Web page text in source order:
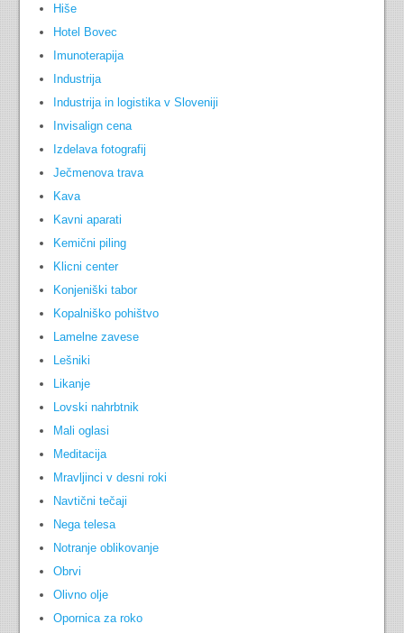
Hiše
Hotel Bovec
Imunoterapija
Industrija
Industrija in logistika v Sloveniji
Invisalign cena
Izdelava fotografij
Ječmenova trava
Kava
Kavni aparati
Kemični piling
Klicni center
Konjeniški tabor
Kopalniško pohištvo
Lamelne zavese
Lešniki
Likanje
Lovski nahrbtnik
Mali oglasi
Meditacija
Mravljinci v desni roki
Navtični tečaji
Nega telesa
Notranje oblikovanje
Obrvi
Olivno olje
Opornica za roko